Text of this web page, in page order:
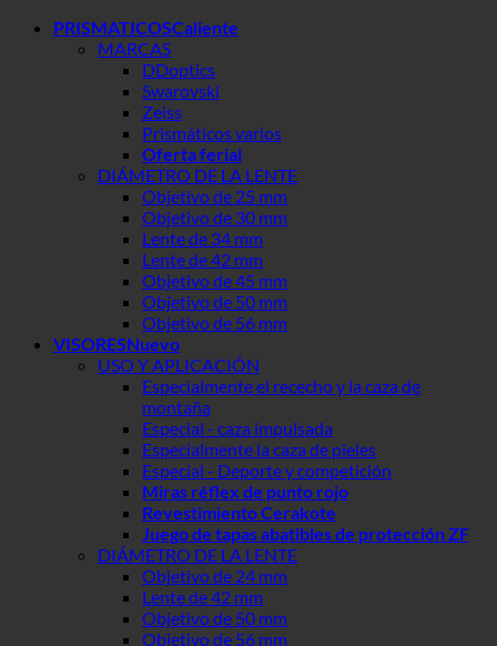
PRISMATICOS
MARCAS
DDoptics
Swarovski
Zeiss
Prismáticos varios
Oferta ferial
DIÁMETRO DE LA LENTE
Objetivo de 25 mm
Objetivo de 30 mm
Lente de 34 mm
Lente de 42 mm
Objetivo de 45 mm
Objetivo de 50 mm
Objetivo de 56 mm
VISORES
USO Y APLICACIÓN
Especialmente el rececho y la caza de
montaña
Especial - caza impulsada
Especialmente la caza de pieles
Especial - Deporte y competición
Miras réflex de punto rojo
Revestimiento Cerakote
Juego de tapas abatibles de protección ZF
DIÁMETRO DE LA LENTE
Objetivo de 24 mm
Lente de 42 mm
Objetivo de 50 mm
Objetivo de 56 mm